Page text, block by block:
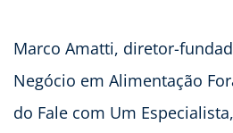
Marco Amatti, diretor-
Negócio em Alimentação
do Fale com Um